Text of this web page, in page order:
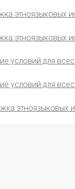
этноязыковых
этноязыковых
условий для
условий для
этноязыковых